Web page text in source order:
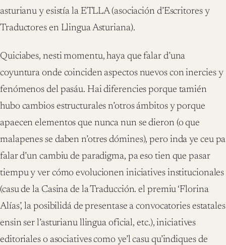
asturianu y esistía la ETLLA (asociación d’Escritores y
Traductores en Llingua Asturiana).
Quiciabes, nesti momentu, haya que falar d’una
coyuntura onde coinciden aspectos nuevos con inercies y
fenómenos del pasáu. Hai diferencies porque tamién
hubo cambios estructurales n’otros ámbitos y porque
apaecen elementos que nunca nun se dieron (o que
malapenes se daben n’otres dómines), pero inda ye ceu pa
falar d’un cambiu de paradigma, pa eso tien que pasar
tiempu y ver cómo evolucionen iniciatives institucionales
(casu de la Casina de la Traducción. el premiu ‘Florina
Alías’, la posibilidá de presentase a convocatories estatales
ensin ser l’asturianu llingua oficial, etc.), iniciatives
editoriales o asociatives como ye’l casu qu’indiques de